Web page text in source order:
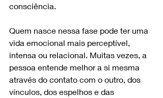
consciência.
Quem nasce nessa fase pode ter uma
vida emocional mais perceptível,
intensa ou relacional. Muitas vezes, a
pessoa entende melhor a si mesma
através do contato com o outro, dos
vínculos, dos espelhos e das